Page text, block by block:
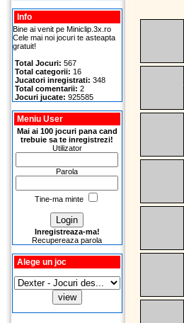
Info
Bine ai venit pe Miniclip.3x.ro
Cele mai noi jocuri te asteapta
gratuit!
Total Jocuri: 567
Total categorii: 16
Jucatori inregistrati: 348
Total comentarii: 2
Jocuri jucate: 925585
Meniu User
Mai ai 100 jocuri pana cand
trebuie sa te inregistrezi!
Utilizator
Parola
Tine-ma minte
Inregistreaza-ma!
Recupereaza parola
Alege un joc